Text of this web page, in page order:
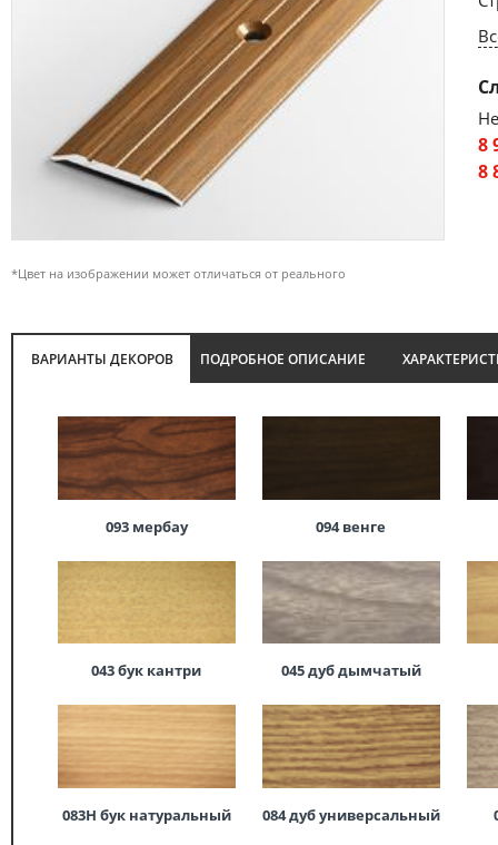
*Цвет на изображении может отличаться от реального
8
8
ВАРИАНТЫ ДЕКОРОВ ПОДРОБНОЕ ОПИСАНИЕ
093 мербау 094 венге
043 бук кантри 045 дуб дымчатый
083Н бук натуральный 084 дуб универсальный